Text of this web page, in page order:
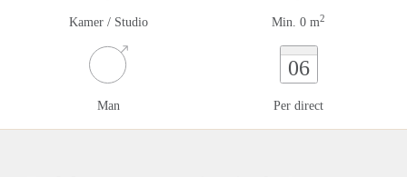
Kamer / Studio Min. 0 m2
Man
06
Per direct